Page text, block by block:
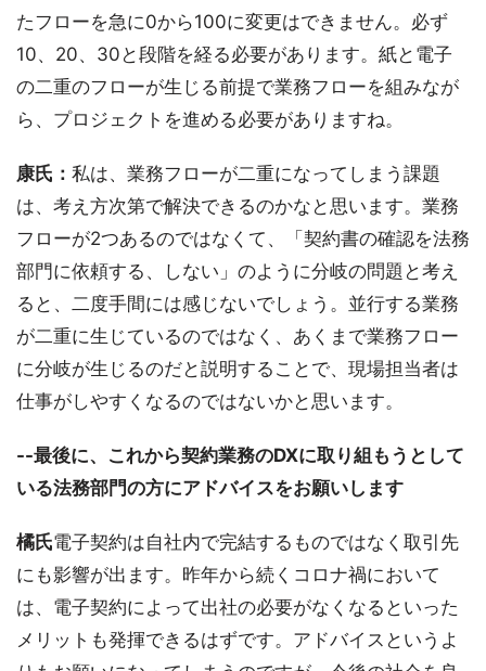
たフローを急に0から100に変更はできません。必ず
10、20、30と段階を経る必要があります。紙と電子
の二重のフローが生じる前提で業務フローを組みなが
ら、プロジェクトを進める必要がありますね。
康氏： 私は、業務フローが二重になってしまう課題
は、考え方次第で解決できるのかなと思います。業務
フローが2つあるのではなくて、「契約書の確認を法務
部門に依頼する、しない」のように分岐の問題と考え
ると、二度手間には感じないでしょう。並行する業務
が二重に生じているのではなく、あくまで業務フロー
に分岐が生じるのだと説明することで、現場担当者は
仕事がしやすくなるのではないかと思います。
--最後に、これから契約業務のDXに取り組もうとして
いる法務部門の方にアドバイスをお願いします
橘氏電子契約は自社内で完結するものではなく取引先
にも影響が出ます。昨年から続くコロナ禍において
は、電子契約によって出社の必要がなくなるといった
メリットも発揮できるはずです。アドバイスというよ